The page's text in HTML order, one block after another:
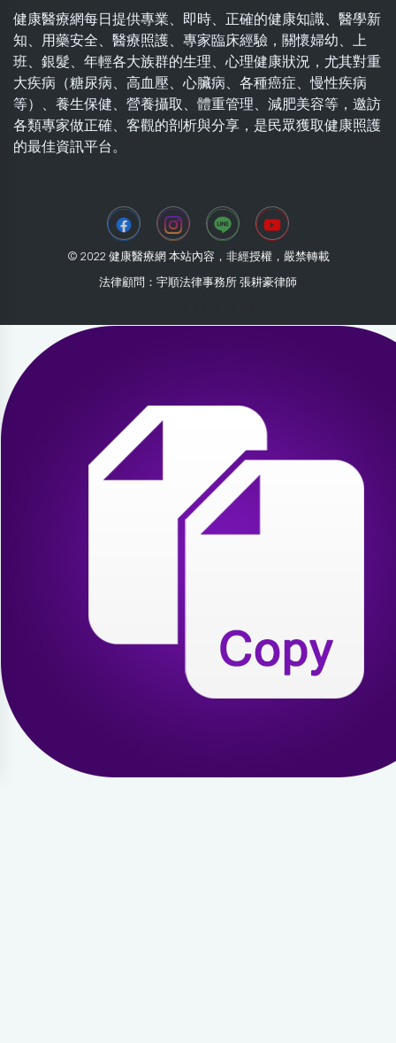
健康醫療網每日提供專業、即時、正確的健康知識、醫學新
知、用藥安全、醫療照護、專家臨床經驗，關懷婦幼、上
班、銀髮、年輕各大族群的生理、心理健康狀況，尤其對重
大疾病（糖尿病、高血壓、心臟病、各種癌症、慢性疾病
等）、養生保健、營養攝取、體重管理、減肥美容等，邀訪
各類專家做正確、客觀的剖析與分享，是民眾獲取健康照護
的最佳資訊平台。
© 2022 健康醫療網 本站內容，非經授權，嚴禁轉載
法律顧問：宇順法律事務所 張耕豪律師